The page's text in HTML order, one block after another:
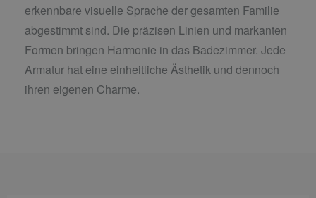
erkennbare visuelle Sprache der gesamten Familie
abgestimmt sind. Die präzisen Linien und markanten
Formen bringen Harmonie in das Badezimmer. Jede
Armatur hat eine einheitliche Ästhetik und dennoch
ihren eigenen Charme.